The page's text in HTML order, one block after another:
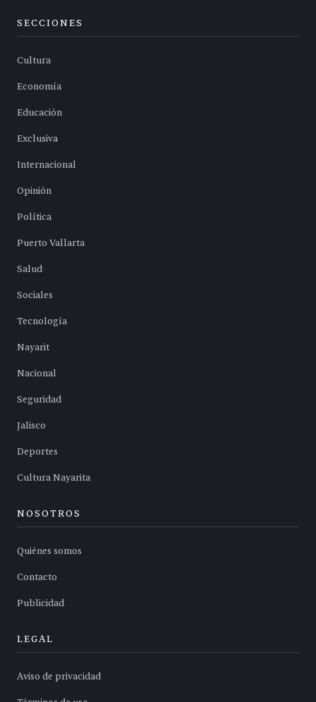
SECCIONES
Cultura
Economía
Educación
Exclusiva
Internacional
Opinión
Política
Puerto Vallarta
Salud
Sociales
Tecnología
Nayarit
Nacional
Seguridad
Jalisco
Deportes
Cultura Nayarita
NOSOTROS
Quiénes somos
Contacto
Publicidad
LEGAL
Aviso de privacidad